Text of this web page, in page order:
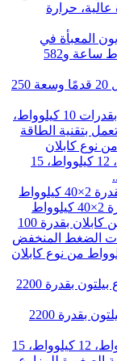
حرارة
بطارية ليثيوم أيون معبأة في حاوية بطول 20 قدمًا وسعة 250
توربينات مائية صغيرة بقدرة 10 كيلوواط، 12 كيلوواط، 15
مروحي هيدروليكي بقدرة 100 كيلوواط من نوع كابلان
مولد توربيني يعمل بعجلة مائية من نوع بيلتون بقدرة 2200